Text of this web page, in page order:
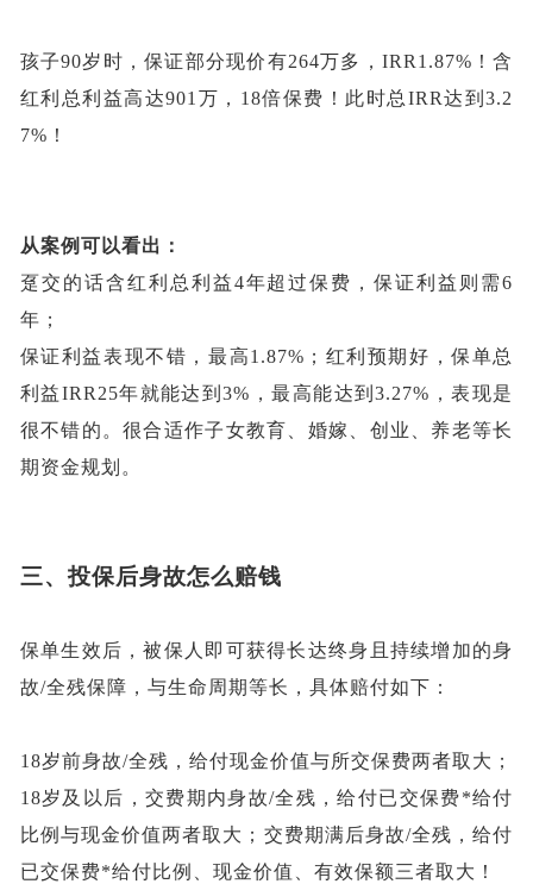
孩子90岁时，保证部分现价有264万多，IRR1.87%！含
红利总利益高达901万，18倍保费！此时总IRR达到3.2
7%！
从案例可以看出：
趸交的话含红利总利益4年超过保费，保证利益则需6
年；
保证利益表现不错，最高1.87%；红利预期好，保单总
利益IRR25年就能达到3%，最高能达到3.27%，表现是
很不错的。很合适作子女教育、婚嫁、创业、养老等长
期资金规划。
三、投保后身故怎么赔钱
保单生效后，被保人即可获得长达终身且持续增加的身
故/全残保障，与生命周期等长，具体赔付如下：
18岁前身故/全残，给付现金价值与所交保费两者取大 ；
18岁及以后 ， 交费期内身故/全残 ，给付已交保费*给付
比例 与现金价值两者取大 ； 交费期满后身故/全残，给付
已交保费*给付比例、现金价值、有效保额三者取大 ！